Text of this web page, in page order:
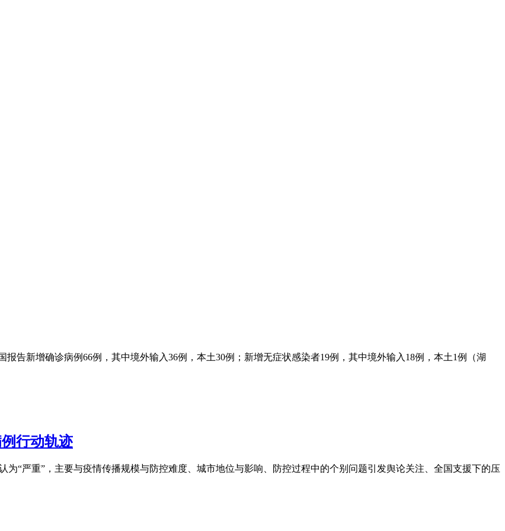
告新增确诊病例66例，其中境外输入36例，本土30例；新增无症状感染者19例，其中境外输入18例，本土1例（湖
行动轨迹
为“严重”，主要与疫情传播规模与防控难度、城市地位与影响、防控过程中的个别问题引发舆论关注、全国支援下的压